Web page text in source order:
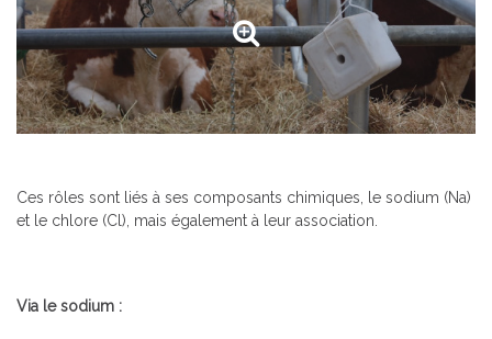
Ces rôles sont liés à ses composants chimiques, le sodium (Na)
et le chlore (Cl), mais également à leur association.
Via le sodium :